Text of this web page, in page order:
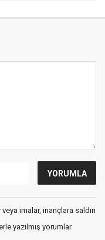
imalar, inançlara saldırı
yazılmış yorumlar